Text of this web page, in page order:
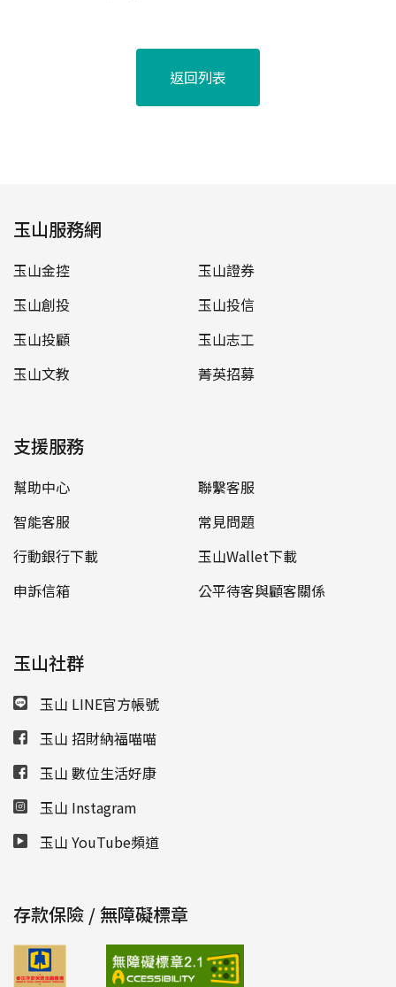
返回列表
玉山服務網
玉山金控
玉山證券
玉山創投
玉山投信
玉山投顧
玉山志工
玉山文教
菁英招募
支援服務
幫助中心
聯繫客服
智能客服
常見問題
行動銀行下載
玉山Wallet下載
申訴信箱
公平待客與顧客關係
玉山社群
玉山 LINE官方帳號
玉山 招財納福喵喵
玉山 數位生活好康
玉山 Instagram
玉山 YouTube頻道
存款保險 / 無障礙標章